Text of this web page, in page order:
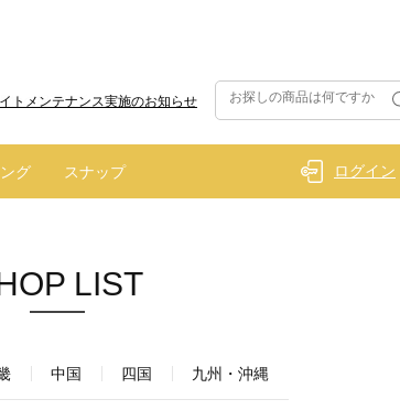
トメンテナンス実施のお知らせ
グ スナップ ログイン
LIST
中国 四国 九州・沖縄